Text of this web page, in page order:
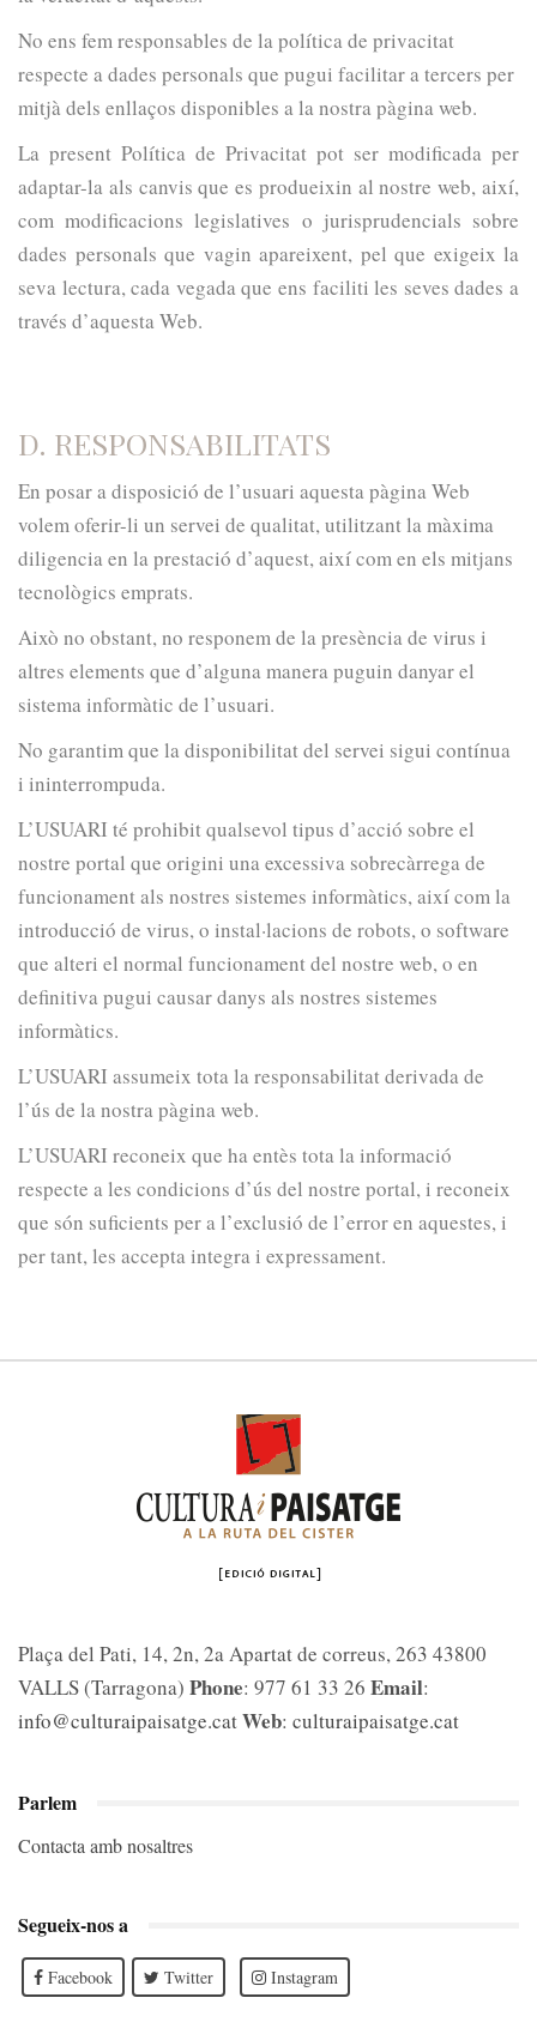
No ens fem responsables de la política de privacitat
respecte a dades personals que pugui facilitar a tercers per
mitjà dels enllaços disponibles a la nostra pàgina web.
La present Política de Privacitat pot ser modificada per
adaptar-la als canvis que es produeixin al nostre web, així,
com modificacions legislatives o jurisprudencials sobre
dades personals que vagin apareixent, pel que exigeix la
seva lectura, cada vegada que ens faciliti les seves dades a
través d’aquesta Web.
D. RESPONSABILITATS
En posar a disposició de l’usuari aquesta pàgina Web
volem oferir-li un servei de qualitat, utilitzant la màxima
diligencia en la prestació d’aquest, així com en els mitjans
tecnològics emprats.
Això no obstant, no responem de la presència de virus i
altres elements que d’alguna manera puguin danyar el
sistema informàtic de l’usuari.
No garantim que la disponibilitat del servei sigui contínua
i ininterrompuda.
L’USUARI té prohibit qualsevol tipus d’acció sobre el
nostre portal que origini una excessiva sobrecàrrega de
funcionament als nostres sistemes informàtics, així com la
introducció de virus, o instal·lacions de robots, o software
que alteri el normal funcionament del nostre web, o en
definitiva pugui causar danys als nostres sistemes
informàtics.
L’USUARI assumeix tota la responsabilitat derivada de
l’ús de la nostra pàgina web.
L’USUARI reconeix que ha entès tota la informació
respecte a les condicions d’ús del nostre portal, i reconeix
que són suficients per a l’exclusió de l’error en aquestes, i
per tant, les accepta integra i expressament.
Plaça del Pati, 14, 2n, 2a Apartat de correus, 263 43800
VALLS (Tarragona) Phone: 977 61 33 26 Email:
info@culturaipaisatge.catWeb: culturaipaisatge.cat
Parlem
Contacta amb nosaltres
Segueix-nos a
Facebook Twitter Instagram